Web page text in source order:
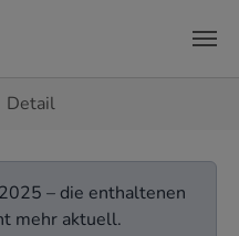
Detail
– die enthaltenen
mehr aktuell.